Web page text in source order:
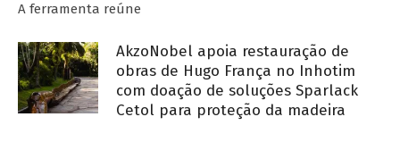
A ferramenta reúne
AkzoNobel apoia restauração de
obras de Hugo França no Inhotim
com doação de soluções Sparlack
Cetol para proteção da madeira